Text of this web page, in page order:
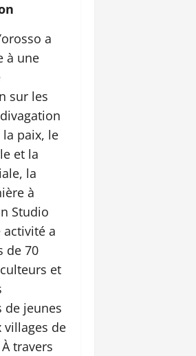
a
à une
sur les
paix, le
et la
la
à
Studio
activité a
de 70
et
de jeunes
villages de
travers